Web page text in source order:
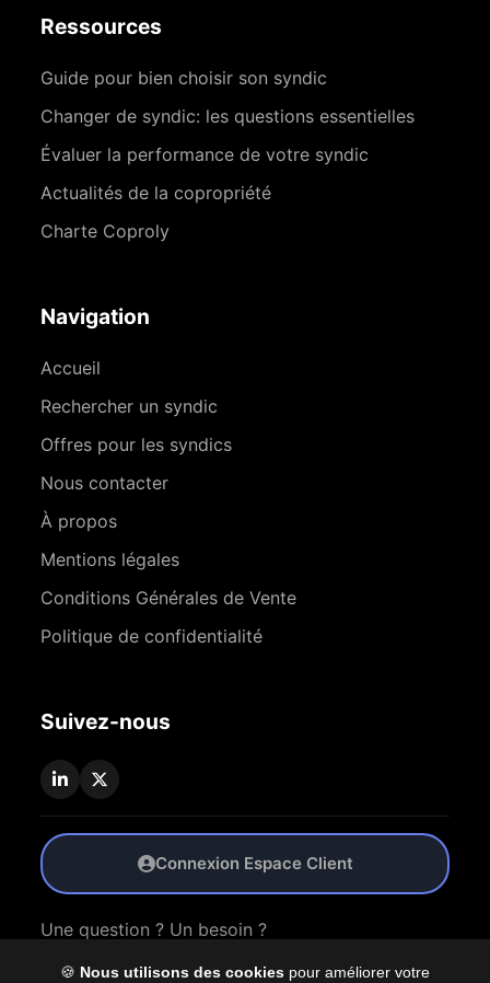
🍪 Nous utilisons des cookies pour améliorer votre
Ressources
Guide pour bien choisir son syndic
Changer de syndic: les questions essentielles
Évaluer la performance de votre syndic
Actualités de la copropriété
Charte Coproly
Navigation
Accueil
Rechercher un syndic
Offres pour les syndics
Nous contacter
À propos
Mentions légales
Conditions Générales de Vente
Politique de confidentialité
Suivez-nous
Connexion Espace Client
Une question ? Un besoin ?